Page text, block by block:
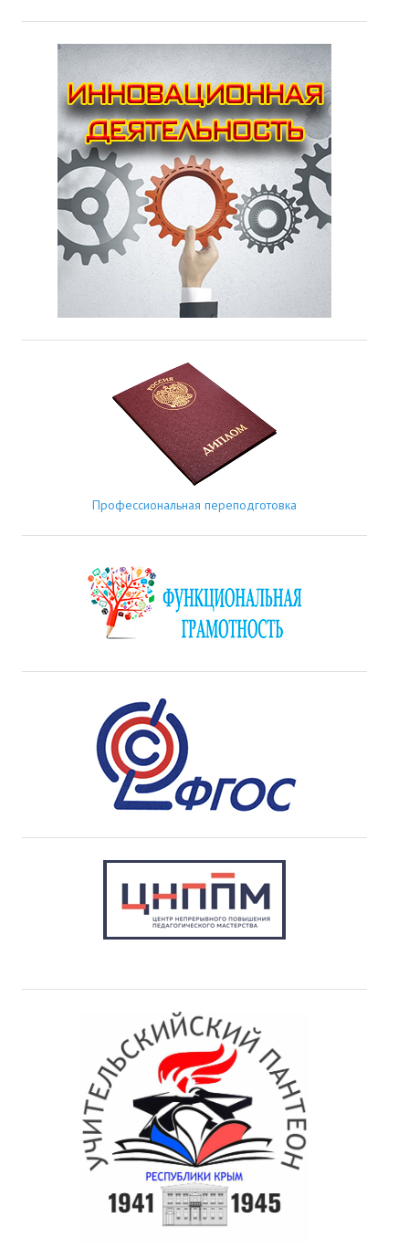
Профессиональная переподготовка